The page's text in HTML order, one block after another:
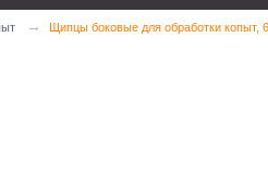
→ Щипцы боковые для обработки копыт,